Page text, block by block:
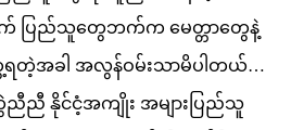
ပြည်သူတွေဘက်က မေတ္တာတွေနဲ့
တဲ့အခါ အလွန်ဝမ်းသာမိပါတယ်…
ညီ နိုင်ငံ့အကျိုး အများပြည်သူ